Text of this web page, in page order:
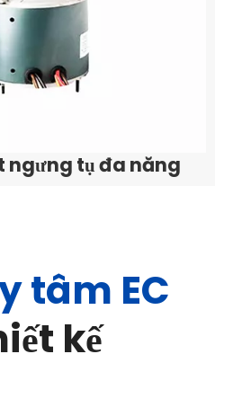
ngưng tụ đa năng
tâm EC
kế